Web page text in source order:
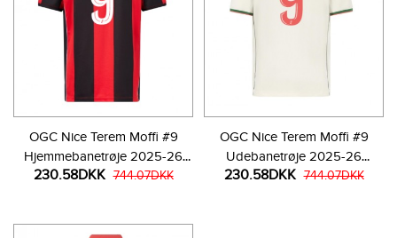
OGC Nice Terem Moffi #9
Hjemmebanetrøje 2025-26
Kortærmet
230.58DKK 744.07DKK
OGC Nice Terem Moffi #9
Udebanetrøje 2025-26
Kortærmet
230.58DKK 744.07DKK